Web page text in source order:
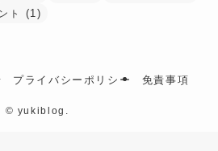
ト (1)
プライバシーポリシー 免責事項
© yukiblog.